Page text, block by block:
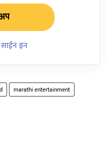
साईन इन
marathi entertainment